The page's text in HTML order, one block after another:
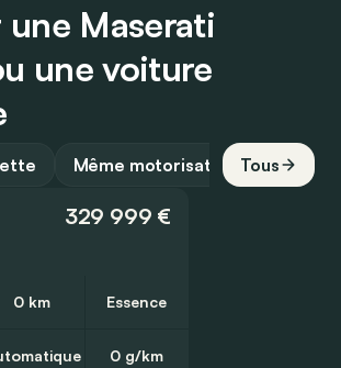
Maserati
une voiture
Même motorisation Tous
329 999 €
0 km Essence
0 g/km